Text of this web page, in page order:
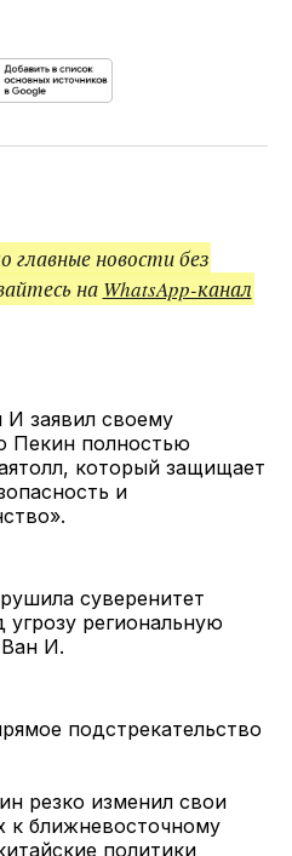
новости без
на WhatsApp-канал
заявил своему
Пекин полностью
который защищает
и
суверенитет
региональную
Ван И.
подстрекательство
резко изменил свои
к ближневосточному
политики